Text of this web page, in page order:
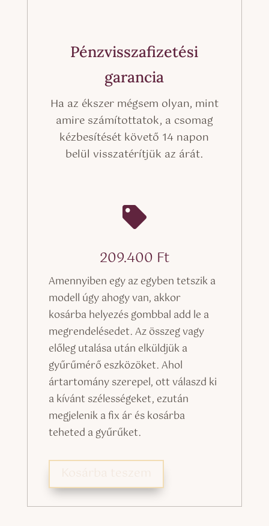
Pénzvisszafizetési
garancia
Ha az ékszer mégsem olyan, mint
amire számítottatok, a csomag
kézbesítését követő 14 napon
belül visszatérítjük az árát.

209.400 Ft
Amennyiben egy az egyben tetszik a
modell úgy ahogy van, akkor
kosárba helyezés gombbal add le a
megrendelésedet. Az összeg vagy
előleg utalása után elküldjük a
gyűrűmérő eszközöket. Ahol
ártartomány szerepel, ott válaszd ki
a kívánt szélességeket, ezután
megjelenik a fix ár és kosárba
teheted a gyűrűket.